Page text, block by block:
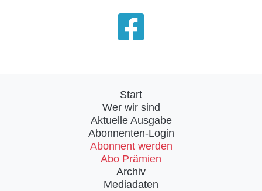
Start
Wer wir sind
Aktuelle Ausgabe
Abonnenten-Login
Abonnent werden
Abo Prämien
Archiv
Mediadaten